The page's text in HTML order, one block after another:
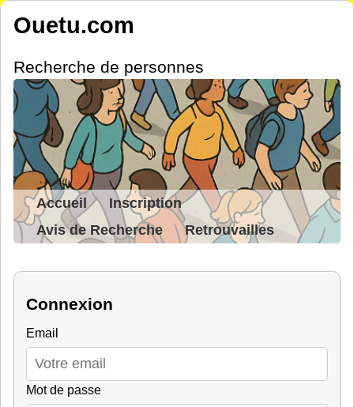
Ouetu.com
Recherche de personnes
Accueil
Inscription
Avis de Recherche
Retrouvailles
Connexion
Email
Mot de passe